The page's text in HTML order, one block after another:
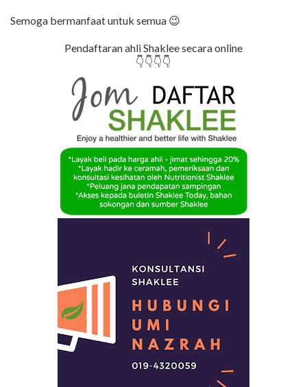
Semoga bermanfaat untuk semua 😉
Pendaftaran ahli Shaklee secara online
👇👇👇👇